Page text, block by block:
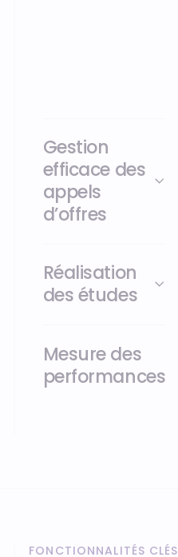
Gestion
efficace des
appels
d’offres
Réalisation
des études
Mesure des
performances
FONCTIONNALITÉS CLÉS